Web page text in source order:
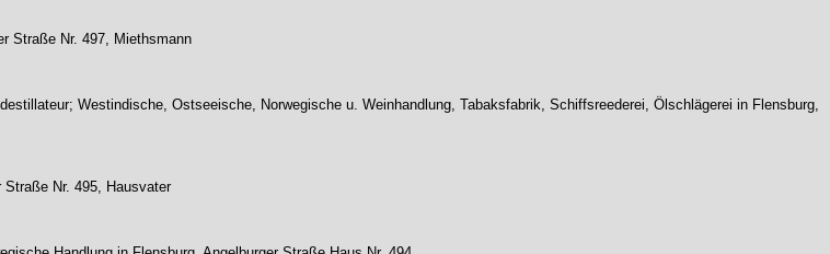
Straße Nr. 497, Miethsmann
Westindische, Ostseeische, Norwegische u. Weinhandlung, Tabaksfabrik, Schiffsreederei, Ölschlägerei in Flensburg,
Nr. 495, Hausvater